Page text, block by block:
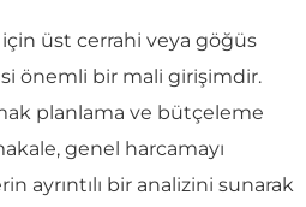
üst cerrahi veya göğüs
önemli bir mali girişimdir.
planlama ve bütçeleme
genel harcamayı
ayrıntılı bir analizini sunarak